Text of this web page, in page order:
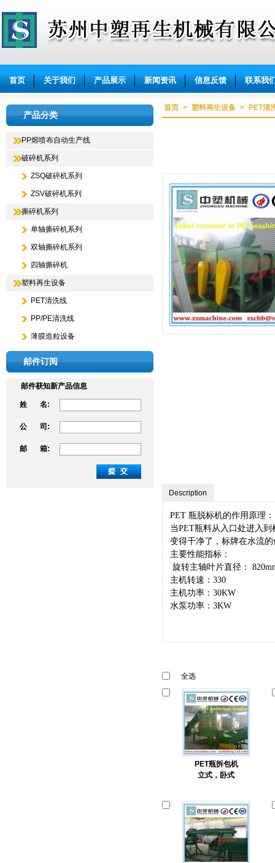
苏州中塑再生机械有限公司
首页 关于我们 产品展示 新闻资讯 信息反馈 联系我
产品分类
PP熔喷布自动生产线
破碎机系列
ZSQ破碎机系列
ZSV破碎机系列
撕碎机系列
单轴撕碎机系列
双轴撕碎机系列
四轴撕碎机
塑料再生设备
PET清洗线
PP/PE清洗线
薄膜造粒设备
邮件订阅
邮件获知新产品信息
姓 名:
公 司:
邮 箱:
首页 > 塑料再生设备 > PET清
Description
PET 瓶脱标机的作用原理：
当PET瓶料从入口处进入
变得干净了，标牌在水流
主要性能指标：
旋转主轴叶片直径：
主机转速：330
主机功率：30KW
水泵功率：3KW
全选
PET瓶拆包机
立式，卧式